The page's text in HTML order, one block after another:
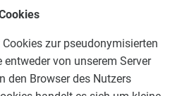
zur pseudonymisierten
von unserem Server
den Browser des Nutzers